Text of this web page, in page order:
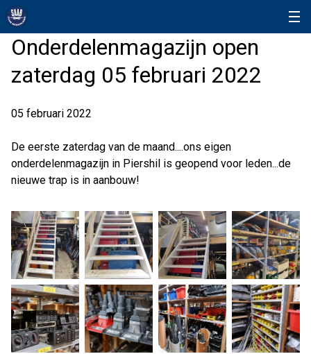
Onderdelenmagazijn open
zaterdag 05 februari 2022
05 februari 2022
De eerste zaterdag van de maand....ons eigen
onderdelenmagazijn in Piershil is geopend voor leden...de
nieuwe trap is in aanbouw!